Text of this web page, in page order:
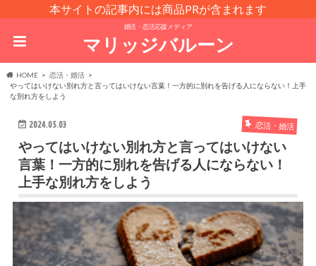
本サイトの記事内には商品PRが含まれます
婚活・恋活応援メディア
マリッジバルーン
HOME
恋活・婚活
やってはいけない別れ方と言ってはいけない言葉！一方的に別れを告げる人にならない！上手
な別れ方をしよう
2024.05.03 恋活・婚活
やってはいけない別れ方と言ってはいけない
言葉！一方的に別れを告げる人にならない！
上手な別れ方をしよう